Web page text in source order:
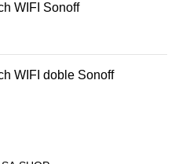
WIFI Sonoff
WIFI doble Sonoff